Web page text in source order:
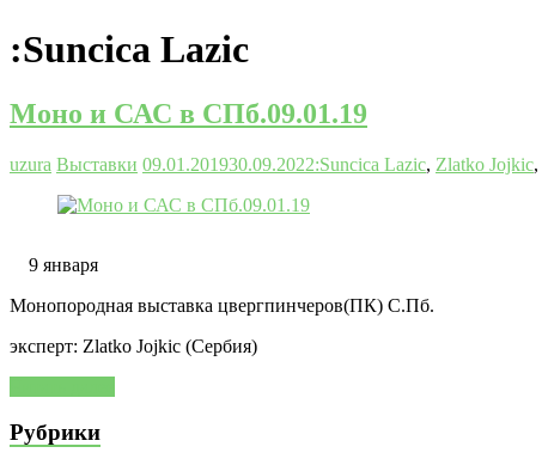
:Suncica Lazic
Моно и САС в СПб.09.01.19
uzura Выставки 09.01.201930.09.2022:Suncica Lazic, Zlatko Jojkic,
9 января
Монопородная выставка цвергпинчеров(ПК) С.Пб.
эксперт: Zlatko Jojkic (Сербия)
Рубрики